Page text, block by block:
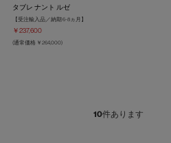
タブレ ナント ルゼ
【受注輸入品／納期 6-8ヵ月】
￥237,600
(通常価格 ￥264,000)
10件あります